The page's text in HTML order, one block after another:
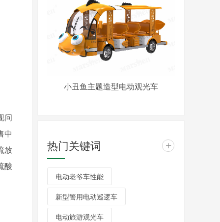
问
中
放
酸
小丑鱼主题造型电动观光车
热门关键词 +
电动老爷车性能
新型警用电动巡逻车
电动旅游观光车